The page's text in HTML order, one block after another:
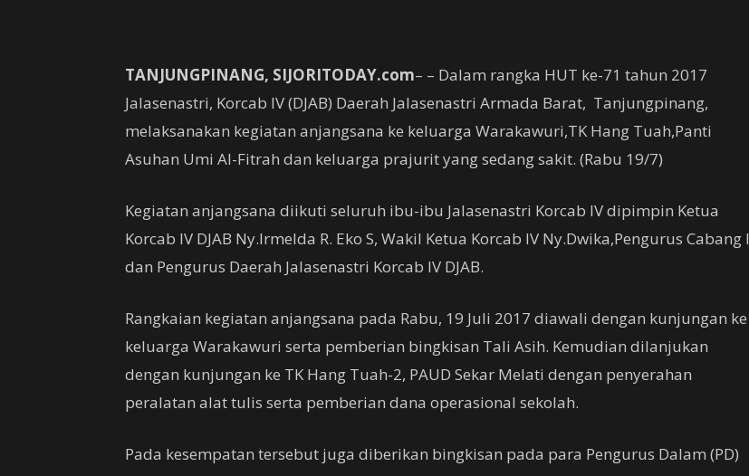
TANJUNGPINANG, SIJORITODAY.com– – Dalam rangka HUT ke-71 tahun 2017
Jalasenastri, Korcab IV (DJAB) Daerah Jalasenastri Armada Barat, Tanjungpinang,
melaksanakan kegiatan anjangsana ke keluarga Warakawuri,TK Hang Tuah,Panti
Asuhan Umi Al-Fitrah dan keluarga prajurit yang sedang sakit. (Rabu 19/7)
Kegiatan anjangsana diikuti seluruh ibu-ibu Jalasenastri Korcab IV dipimpin Ketua
Korcab IV DJAB Ny.Irmelda R. Eko S, Wakil Ketua Korcab IV Ny.Dwika,Pengurus Cabang I
dan Pengurus Daerah Jalasenastri Korcab IV DJAB.
Rangkaian kegiatan anjangsana pada Rabu, 19 Juli 2017 diawali dengan kunjungan ke
keluarga Warakawuri serta pemberian bingkisan Tali Asih. Kemudian dilanjukan
dengan kunjungan ke TK Hang Tuah-2, PAUD Sekar Melati dengan penyerahan
peralatan alat tulis serta pemberian dana operasional sekolah.
Pada kesempatan tersebut juga diberikan bingkisan pada para Pengurus Dalam (PD)